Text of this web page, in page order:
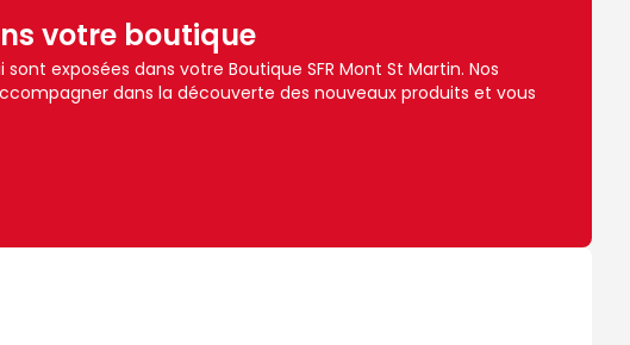
votre boutique
exposées dans votre Boutique SFR Mont St Martin. Nos
dans la découverte des nouveaux produits et vous